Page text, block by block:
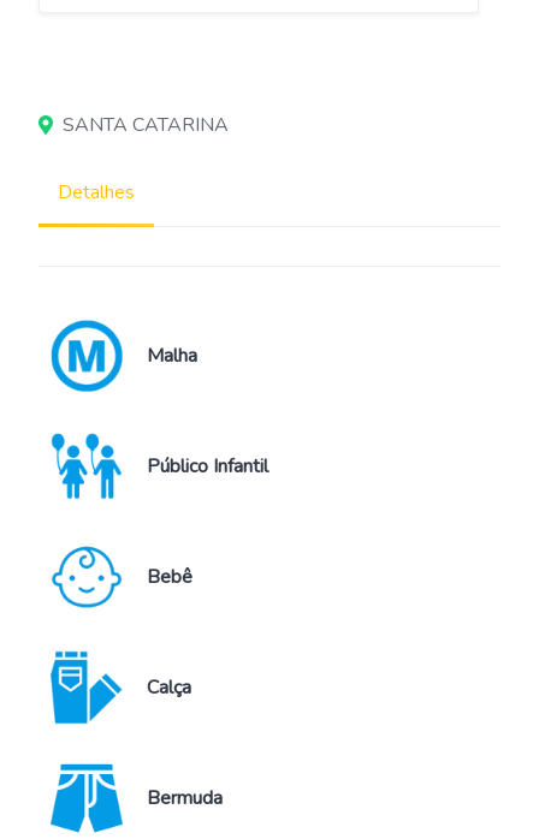
SANTA CATARINA
Detalhes
Malha
Público Infantil
Bebê
Calça
Bermuda